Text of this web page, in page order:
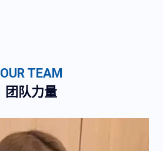
OUR TEAM
团队力量